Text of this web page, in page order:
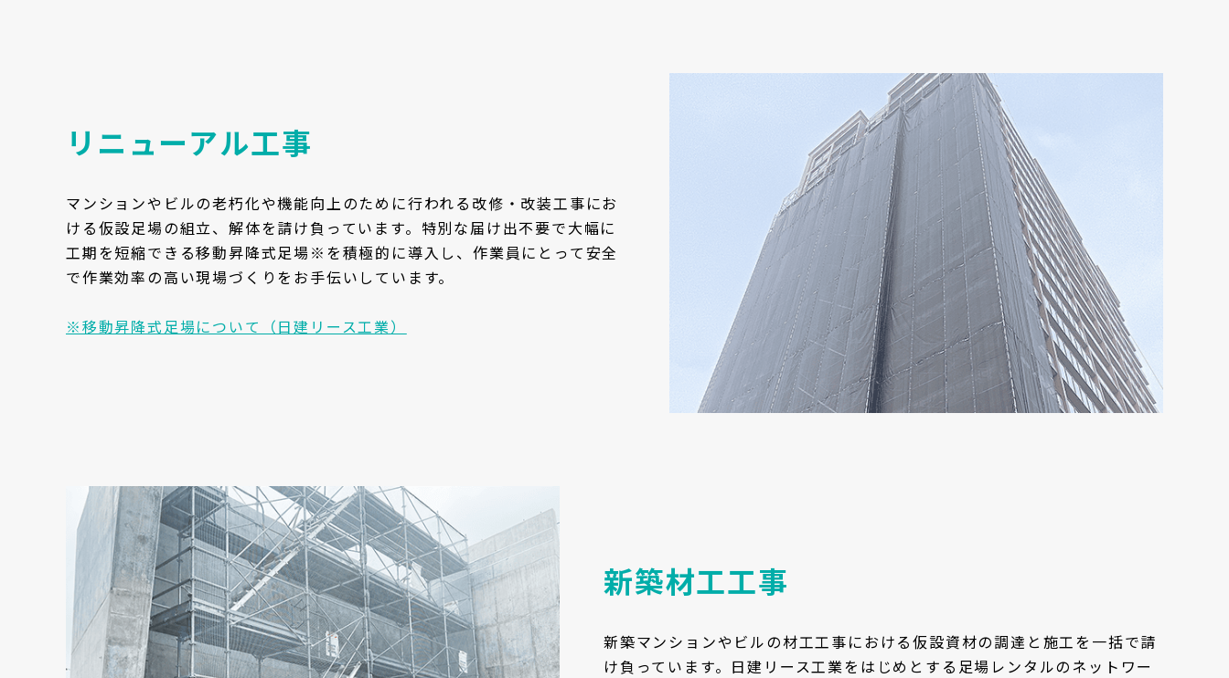
リニューアル工事
マンションやビルの老朽化や機能向上のために行われる改修・改装工事にお
ける仮設足場の組立、解体を請け負っています。特別な届け出不要で大幅に
工期を短縮できる移動昇降式足場※を積極的に導入し、作業員にとって安全
で作業効率の高い現場づくりをお手伝いしています。
※移動昇降式足場について（日建リース工業）
新築材工工事
新築マンションやビルの材工工事における仮設資材の調達と施工を一括で請
け負っています。日建リース工業をはじめとする足場レンタルのネットワー